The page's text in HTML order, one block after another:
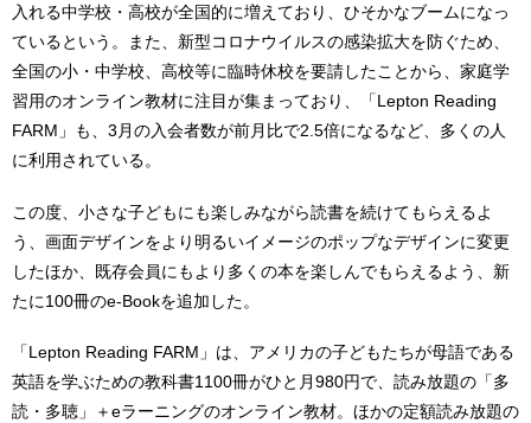
入れる中学校・高校が全国的に増えており、ひそかなブームになっ
ているという。また、新型コロナウイルスの感染拡大を防ぐため、
全国の小・中学校、高校等に臨時休校を要請したことから、家庭学
習用のオンライン教材に注目が集まっており、「Lepton Reading
FARM」も、3月の入会者数が前月比で2.5倍になるなど、多くの人
に利用されている。
この度、小さな子どもにも楽しみながら読書を続けてもらえるよ
う、画面デザインをより明るいイメージのポップなデザインに変更
したほか、既存会員にもより多くの本を楽しんでもらえるよう、新
たに100冊のe-Bookを追加した。
「Lepton Reading FARM」は、アメリカの子どもたちが母語である
英語を学ぶための教科書1100冊がひと月980円で、読み放題の「多
読・多聴」＋eラーニングのオンライン教材。ほかの定額読み放題の